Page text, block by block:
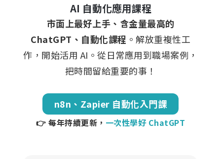
AI 自動化應用課程
市面上最好上手、含金量最高的
ChatGPT、自動化課程 。解放重複性工
作，開始活用 AI。從日常應用到職場案例，
把時間留給重要的事！
n8n、Zapier 自動化入門課
👉 每年持續更新， 一次性學好 ChatGPT